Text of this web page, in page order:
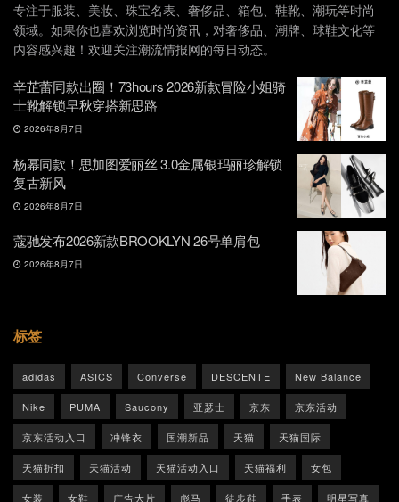
专注于服装、美妆、珠宝名表、奢侈品、箱包、鞋靴、潮玩等时尚
领域。如果你也喜欢浏览时尚资讯，对奢侈品、潮牌、球鞋文化等
内容感兴趣！欢迎关注潮流情报网的每日动态。
辛芷蕾同款出圈！73hours 2026新款冒险小姐骑
士靴解锁早秋穿搭新思路
2026年8月7日
杨幂同款！思加图爱丽丝 3.0金属银玛丽珍解锁
复古新风
2026年8月7日
蔻驰发布2026新款BROOKLYN 26号单肩包
2026年8月7日
标签
adidas ASICS Converse DESCENTE New Balance
Nike PUMA Saucony 亚瑟士 京东 京东活动
京东活动入口 冲锋衣 国潮新品 天猫 天猫国际
天猫折扣 天猫活动 天猫活动入口 天猫福利 女包
女装 女鞋 广告大片 彪马 徒步鞋 手表 明星写真